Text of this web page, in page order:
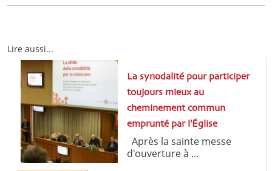
Lire aussi...
La synodalité pour participer
toujours mieux au
cheminement commun
emprunté par l'Église
Après la sainte messe
d'ouverture à ...